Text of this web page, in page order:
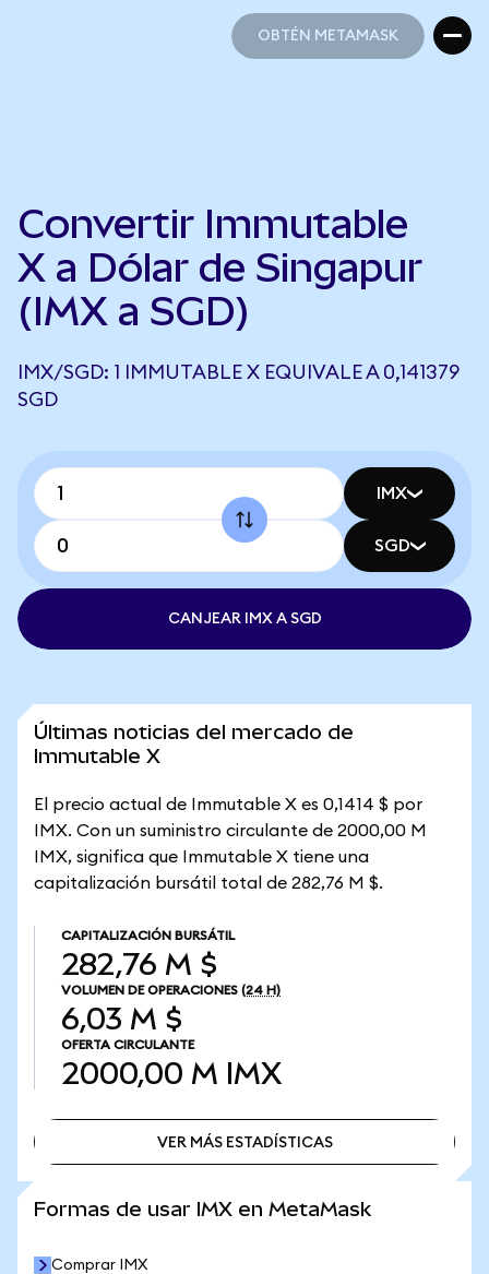
OBTÉN METAMASK
Convertir Immutable
X a Dólar de Singapur
(IMX a SGD)
IMX/SGD: 1 IMMUTABLE X EQUIVALE A 0,141379
SGD
IMX
SGD
CANJEAR IMX A SGD
Últimas noticias del mercado de
Immutable X
El precio actual de Immutable X es 0,1414 $ por
IMX. Con un suministro circulante de 2000,00 M
IMX, significa que Immutable X tiene una
capitalización bursátil total de 282,76 M $.
CAPITALIZACIÓN BURSÁTIL
282,76 M $
VOLUMEN DE OPERACIONES (24 H)
6,03 M $
OFERTA CIRCULANTE
2000,00 M IMX
VER MÁS ESTADÍSTICAS
Formas de usar IMX en MetaMask
Comprar IMX